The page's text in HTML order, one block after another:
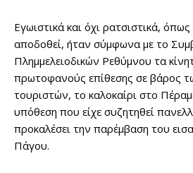
Εγωιστικά και όχι ρατσιστικά,
αποδοθεί, ήταν σύμφωνα με το
Πλημμελειοδικών Ρεθύμνου τα
πρωτοφανούς επίθεσης σε βάρος
τουριστών, το καλοκαίρι στο
υπόθεση που είχε συζητηθεί
προκαλέσει την παρέμβαση του
Πάγου.